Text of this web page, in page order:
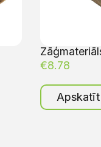
€8.78
Apskatīt